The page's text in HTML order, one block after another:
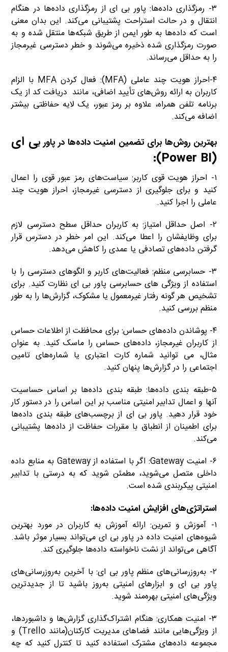
۳- رمزگذاری داده‌ها: پاور بی ای از رمزگذاری داده‌ها در هنگام
انتقال و در حالت استراحت پشتیبانی می‌کند. این بدان معنی
است که داده‌ها به طور ایمن از طریق شبکه‌ها منتقل شده و به
صورت رمزگذاری شده ذخیره می‌شوند و خطر دسترسی غیرمجاز
را به حداقل می‌رساند.
۴-احراز هویت چند عاملی (MFA): فعال کردن MFA با الزام
کاربران به ارائه روش‌های تأیید اضافی، مانند دریافت کد از یک
برنامه تلفن همراه، علاوه بر رمز عبور، یک لایه حفاظتی بیشتر
اضافه می‌کند.
بهترین روش‌ها برای تضمین امنیت داده‌ها در پاور بی ای
(
Power BI
)
:
۱- احراز هویت قوی کاربر: سیاست‌های رمز عبور قوی را اعمال
کنید و برای جلوگیری از دسترسی غیرمجاز، احراز هویت چند
عاملی را اجرا کنید.
۲- اصل حداقل امتیاز: به کاربران حداقل سطح دسترسی لازم
برای وظایفشان را اعطا می‌کند. این امر خطر در دسترس قرار
گرفتن داده‌های تصادفی یا عمدی را کاهش می‌دهد.
۳- حسابرسی منظم: فعالیت‌های کاربر و الگوهای دسترسی را با
استفاده از ویژگی های حسابرسی پاور بی ای نظارت کنید. برای
تشخیص هر گونه رفتار غیرمعمول یا مشکوک، گزارش‌ها را به طور
منظم بررسی کنید.
۴- پوشاندن داده‌های حساس: برای محافظت از اطلاعات حساس
از کاربران غیرمجاز، داده‌های حساس را ماسک کنید. به عنوان
مثال، می توانید شماره کارت اعتباری یا شماره‌های تامین
اجتماعی را در گزارش‌ها پنهان کنید.
۵-طبقه بندی داده‌ها: طبقه بندی داده‌ها بر اساس حساسیت
آنها و اعمال تدابیر امنیتی مناسب بر این اساس را در دستور کار
خود قرار دهید. پاور بی ای از برچسب‌های طبقه بندی داده‌ها
برای اطمینان از انطباق با مقررات حفاظت از داده‌ها پشتیبانی
می‌کند.
۶- امنیت Gateway: اگر با استفاده از Gateway به منابع داده
داخلی متصل می‌شوید، مطمئن شوید که به درستی با تدابیر
امنیتی پیکربندی شده است.
استراتژی‌های افزایش امنیت داده‌ها:
۱- آموزش و تمرین: ارائه آموزش به کاربران در مورد بهترین
شیوه‌های امنیت داده در پاور بی ای می‌تواند بسیار موثر باشد.
آگاهی می‌تواند از نشت ناخواسته داده‌ها جلوگیری کند.
۲- به‌روزرسانی‌های منظم پاور بی ای: با آخرین به‌روزرسانی‌های
پاور بی ای و ابزار‌های امنیتی به‌روز باشید تا از جدیدترین
ویژگی‌های امنیتی بهره‌مند شوید.
۳- امنیت همکاری: هنگام اشتراک‌گذاری گزارش‌ها و داشبوردها،
از ویژگی‌هایی مانند فضاهای مدیریت کارکنان(مانند Trello) و
مجموعه داده‌های مشترک استفاده کنید تا کنترل کنید که چه